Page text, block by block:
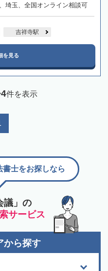
埼玉、全国オンライン相談可
吉祥寺駅
を見る
件を表示
議」の
サービス
士をお探しなら
から探す